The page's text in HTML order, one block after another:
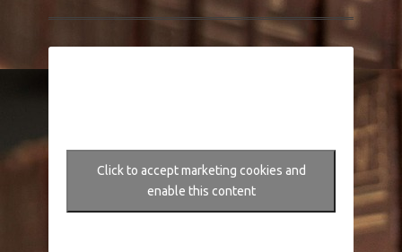
Click to accept marketing cookies and
enable this content